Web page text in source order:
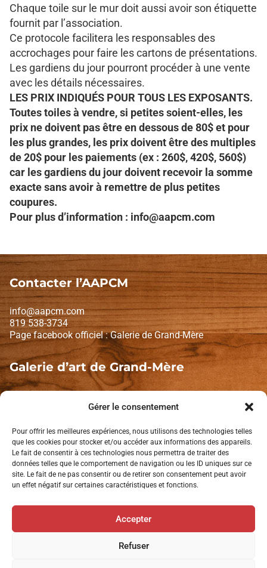
Gérer le consentement
Pour offrir les meilleures expériences, nous utilisons des technologies telles
que les cookies pour stocker et/ou accéder aux informations des appareils.
Le fait de consentir à ces technologies nous permettra de traiter des
données telles que le comportement de navigation ou les ID uniques sur ce
site. Le fait de ne pas consentir ou de retirer son consentement peut avoir
un effet négatif sur certaines caractéristiques et fonctions.
Accepter
Refuser
Chaque toile sur le mur doit aussi avoir son étiquette
fournit par l’association.
Ce protocole facilitera les responsables des
accrochages pour faire les cartons de présentations.
Les gardiens du jour pourront procéder à une vente
avec les détails nécessaires.
LES PRIX INDIQUÉS POUR TOUS LES EXPOSANTS.
Toutes toiles à vendre, si petites soient-elles, les
prix ne doivent pas être en dessous de 80$ et pour
les plus grandes, les prix doivent être des multiples
de 20$ pour les paiements (ex : 260$, 420$, 560$)
car les gardiens du jour doivent recevoir la somme
exacte sans avoir à remettre de plus petites
coupures.
Pour plus d’information : info@aapcm.com
Contacter l’AAPCM
info@aapcm.com
819 538-3734
Page facebook officiel : Galerie de Grand-Mère
Galerie d’art de Grand-Mère
Shawinigan (Québec) G9T 2K2
Lundi et mardi : fermé
Mercredi à dimanche : 10 h à 16 h
Politique de confidentialité
Tourisme Mauricie